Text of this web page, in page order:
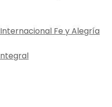
Fe y Alegría